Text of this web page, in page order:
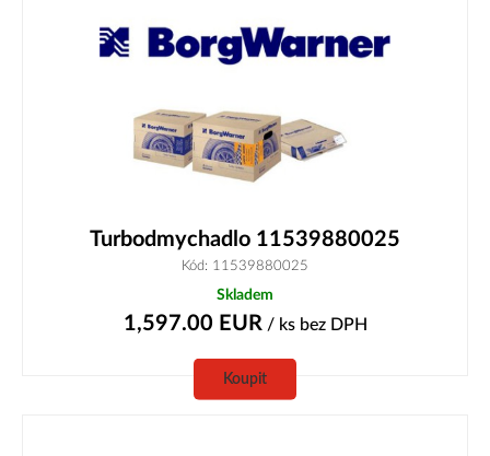
Turbodmychadlo 11539880025
Kód: 11539880025
Skladem
1,597.00 EUR / ks bez DPH
Koupit